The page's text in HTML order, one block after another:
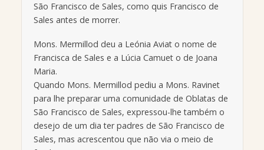
São Francisco de Sales, como quis Francisco de
Sales antes de morrer.
Mons. Mermillod deu a Leónia Aviat o nome de
Francisca de Sales e a Lúcia Camuet o de Joana
Maria.
Quando Mons. Mermillod pediu a Mons. Ravinet
para lhe preparar uma comunidade de Oblatas de
São Francisco de Sales, expressou-lhe também o
desejo de um dia ter padres de São Francisco de
Sales, mas acrescentou que não via o meio de